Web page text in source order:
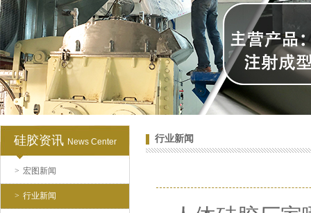
硅胶资讯 News Center
> 宏图新闻
> 行业新闻
水泥地暖模块模具硅胶
行业新闻